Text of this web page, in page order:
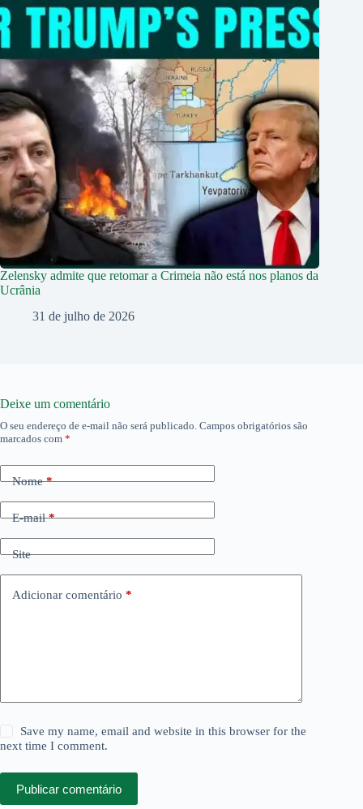
Zelensky admite que retomar a Crimeia não está nos planos da
Ucrânia
31 de julho de 2026
Deixe um comentário
O seu endereço de e-mail não será publicado. Campos obrigatórios são
marcados com *
Nome*
E-mail*
Site
Adicionar comentário *
Save my name, email and website in this browser for the
next time I comment.
Publicar comentário